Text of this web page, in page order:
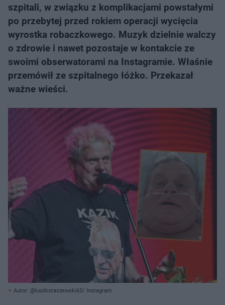
szpitali, w związku z komplikacjami powstałymi
po przebytej przed rokiem operacji wycięcia
wyrostka robaczkowego. Muzyk dzielnie walczy
o zdrowie i nawet pozostaje w kontakcie ze
swoimi obserwatorami na Instagramie. Właśnie
przemówił ze szpitalnego łóżko. Przekazał
ważne wieści.
Autor: @kazikstaszewski63/ Instagram